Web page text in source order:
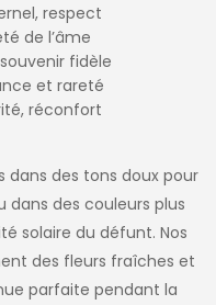
respect
de l’âme
fidèle
et rareté
réconfort
des tons doux pour
dans des couleurs plus
solaire du défunt. Nos
des fleurs fraîches et
parfaite pendant la